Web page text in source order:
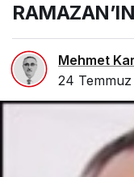
Mehmet
24